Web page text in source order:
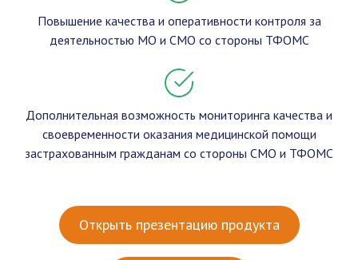
Повышение качества и оперативности контроля за
деятельностью МО и СМО со стороны ТФОМС
Дополнительная возможность мониторинга качества и
своевременности оказания медицинской помощи
застрахованным гражданам со стороны СМО и ТФОМС
Открыть презентацию продукта